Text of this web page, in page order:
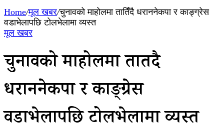
Home/मूल खबर/चुनावको माहोलमा तातिँदै धराननेकपा र काङ्ग्रेस
वडाभेलापछि टोलभेलामा व्यस्त
मूल खबर
चुनावको माहोलमा तातिँदै
धराननेकपा र काङ्ग्रेस
वडाभेलापछि टोलभेलामा व्यस्त